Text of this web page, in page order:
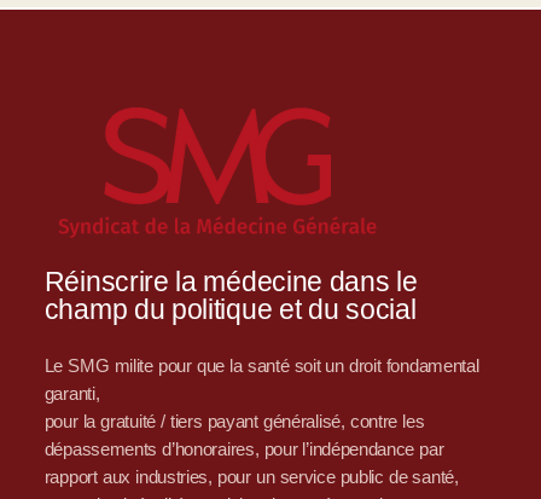
Réinscrire la médecine dans le
champ du politique et du social
Le SMG milite pour que la santé soit un droit fondamental
garanti,
pour la gratuité / tiers payant généralisé, contre les
dépassements d’honoraires, pour l’indépendance par
rapport aux industries, pour un service public de santé,